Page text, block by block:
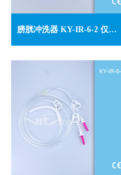
膀胱冲洗器 KY-IR-6-2 仅供外销